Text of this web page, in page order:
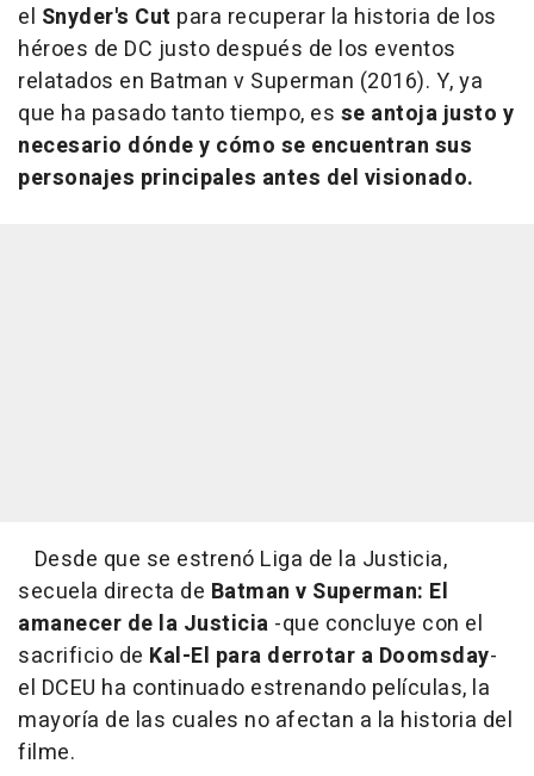
el Snyder's Cut para recuperar la historia de los
héroes de DC justo después de los eventos
relatados en Batman v Superman (2016). Y, ya
que ha pasado tanto tiempo, es se antoja justo y
necesario dónde y cómo se encuentran sus
personajes principales antes del visionado.
Desde que se estrenó Liga de la Justicia,
secuela directa de Batman v Superman: El
amanecer de la Justicia -que concluye con el
sacrificio de Kal-El para derrotar a Doomsday-
el DCEU ha continuado estrenando películas, la
mayoría de las cuales no afectan a la historia del
filme.